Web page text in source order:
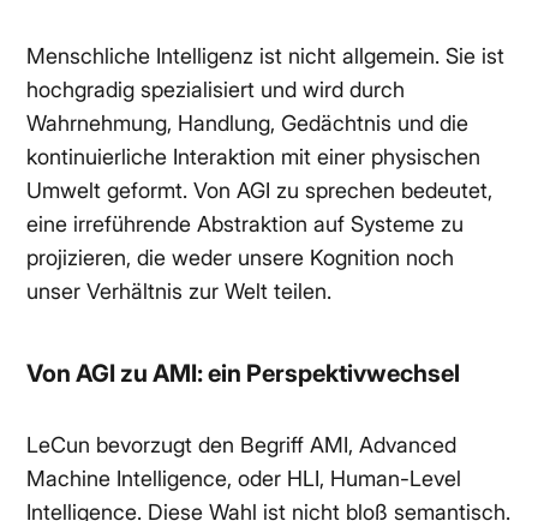
Menschliche Intelligenz ist nicht allgemein. Sie ist
hochgradig spezialisiert und wird durch
Wahrnehmung, Handlung, Gedächtnis und die
kontinuierliche Interaktion mit einer physischen
Umwelt geformt. Von AGI zu sprechen bedeutet,
eine irreführende Abstraktion auf Systeme zu
projizieren, die weder unsere Kognition noch
unser Verhältnis zur Welt teilen.
Von AGI zu AMI: ein Perspektivwechsel
LeCun bevorzugt den Begriff AMI, Advanced
Machine Intelligence, oder HLI, Human-Level
Intelligence. Diese Wahl ist nicht bloß semantisch.